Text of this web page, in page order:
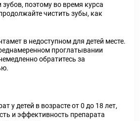
зубов, поэтому во время курса
чистить зубы, как
в недоступном для детей месте.
проглатывании
обратитесь за
у детей в возрасте от 0 до 18 лет,
и эффективность препарата